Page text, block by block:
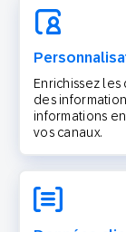
Enrichissez
des
informations
vos canaux.